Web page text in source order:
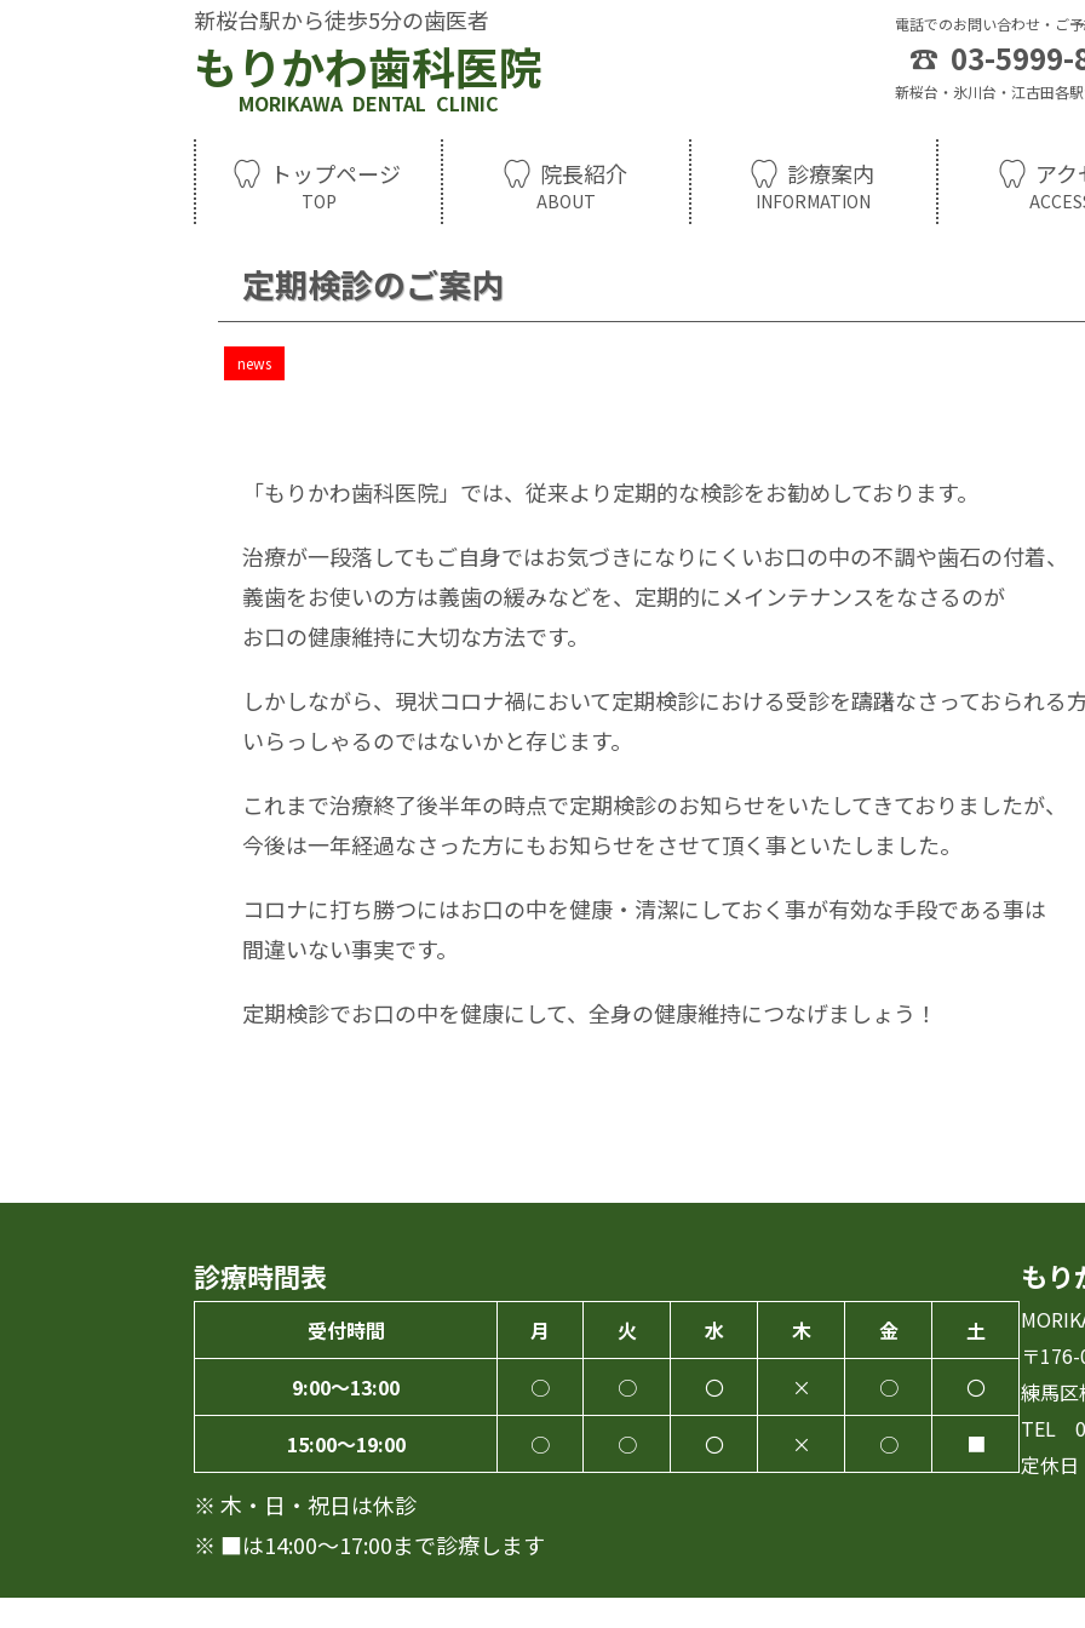
新桜台駅から徒歩5分の歯医者
もりかわ歯科医院
MORIKAWA DENTAL CLINIC
電話でのお問い合わせ・ご
☎ 03-5999-
新桜台・氷川台・江古田各
トップページ 院長紹介 診療案内 ア
定期検診のご案内
news
「もりかわ歯科医院」では、従来より定期的な検診をお勧めしております。
治療が一段落してもご自身ではお気づきになりにくいお口の中の不調や歯石の付着、
義歯をお使いの方は義歯の緩みなどを、定期的にメインテナンスをなさるのが
お口の健康維持に大切な方法です。
しかしながら、現状コロナ禍において定期検診における受診を躊躇なさっておられる
いらっしゃるのではないかと存じます。
これまで治療終了後半年の時点で定期検診のお知らせをいたしてきておりましたが、
今後は一年経過なさった方にもお知らせをさせて頂く事といたしました。
コロナに打ち勝つにはお口の中を健康・清潔にしておく事が有効な手段である事は
間違いない事実です。
定期検診でお口の中を健康にして、全身の健康維持につなげましょう！
診療時間表
受付時間 月 火 水 木 金
土
9:00～13:00
○ ○ 〇 × ○
〇
15:00～19:00
○ ○ 〇 × ○ ■
※ 木・日・祝日は休診
※ ■は14:00～17:00まで診療します
もり
〒
練馬
TEL
定休